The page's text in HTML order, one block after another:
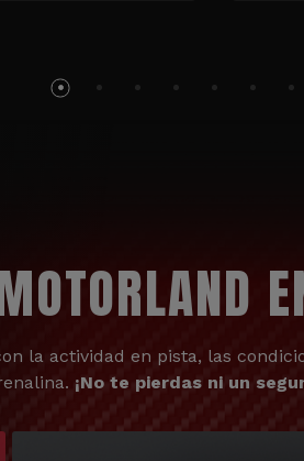
la actividad en pista, las
¡No te pierdas ni un